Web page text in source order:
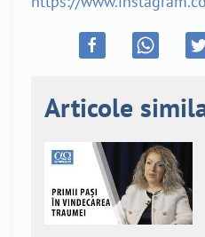
Articole